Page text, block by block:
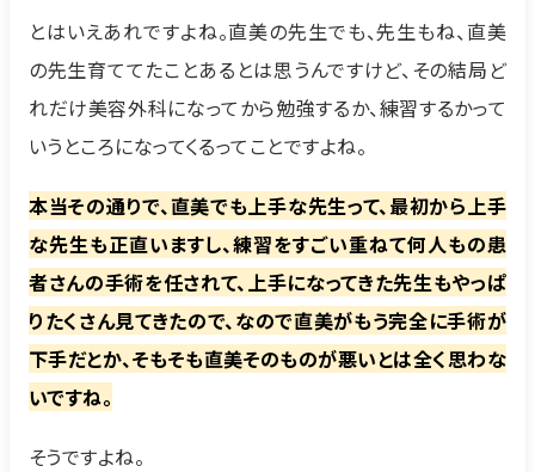
とはいえあれですよね。直美の先生でも、先生もね、直美
の先生育ててたことあるとは思うんですけど、その結局ど
れだけ美容外科になってから勉強するか、練習するかって
いうところになってくるってことですよね。
本当その通りで、直美でも上手な先生って、最初から上手
な先生も正直いますし、練習をすごい重ねて何人もの患
者さんの手術を任されて、上手になってきた先生もやっぱ
りたくさん見てきたので、なので直美がもう完全に手術が
下手だとか、そもそも直美そのものが悪いとは全く思わな
いですね。
そうですよね。